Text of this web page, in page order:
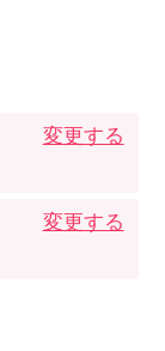
変更する
変更する